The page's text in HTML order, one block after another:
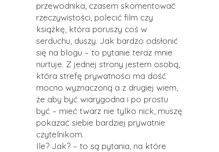
przewodnika, czasem skomentować
rzeczywistości, polecić film czy
książkę, która poruszy coś w
serduchu, duszy. Jak bardzo odsłonić
się na blogu – to pytanie teraz mnie
nurtuje. Z jednej strony jestem osobą,
która strefę prywatności ma dość
mocno wyznaczoną a z drugiej wiem,
że aby być wiarygodna i po prostu
być – mieć twarz nie tylko nick, muszę
pokazać siebie bardziej prywatnie
czytelnikom.
Ile? Jak? – to są pytania, na które